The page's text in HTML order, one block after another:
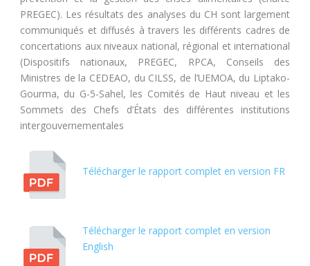
PREGEC). Les résultats des analyses du CH sont largement
communiqués et diffusés à travers les différents cadres de
concertations aux niveaux national, régional et international
(Dispositifs nationaux, PREGEC, RPCA, Conseils des
Ministres de la CEDEAO, du CILSS, de l’UEMOA, du Liptako-
Gourma, du G-5-Sahel, les Comités de Haut niveau et les
Sommets des Chefs d’États des différentes institutions
intergouvernementales
Télécharger le rapport complet en version FR
Télécharger le rapport complet en version
English